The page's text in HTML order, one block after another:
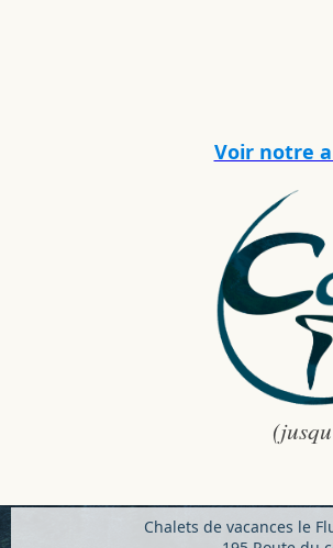
Voir notre
Chalets de vacances le